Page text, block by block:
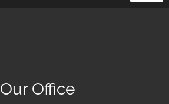
Our Office